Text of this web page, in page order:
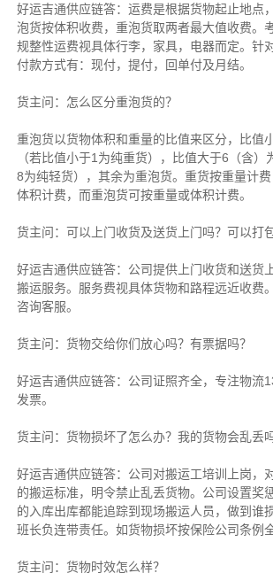
好运吉通供应链答：运费是根据货物起止地点
泡货按体积收费，重泡货取两者最大值收费。
规整性运费视具体行李，家具，电器而定。针
付款方式有：现付，提付，回单付及月结。
货主问：怎么区分重泡货的？
重泡货以货物体积和重量的比值来区分，比值
（若比值小于1为纯重货），比值大于6（含）
8为纯轻货），其余为重泡货。重货按重量计
体积计费，而重泡货可按重量或体积计费。
货主问：可以上门收货及送货上门吗？可以打
好运吉通供应链答：公司提供上门收货和送货
搬运服务。服务费视具体货物和路程远近收费
咨询客服。
货主问：货物交给你们放心吗？有票据吗？
好运吉通供应链答：公司证照齐全，专注物流
发票。
货主问：货物损坏了怎么办？我的货物会乱丢吗
好运吉通供应链答：公司对搬运工培训上岗，
的搬运标准，明令禁止乱丢货物。公司设置奖
的入库出库都能追踪到现场搬运人员，做到谁
班长负连带责任。如货物损坏按保险公司条例
货主问：货物时效怎么样？